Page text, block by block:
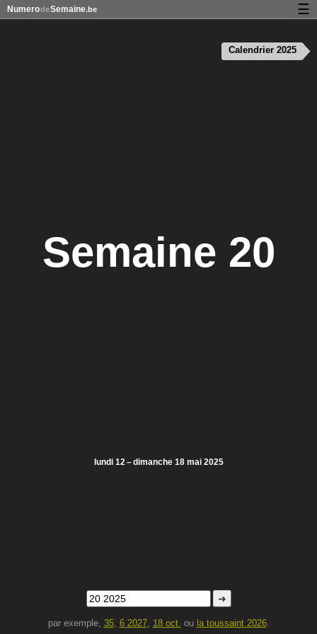
Semaine 20
lundi 12 – dimanche 18 mai 2025
➜
par exemple, 35, 6 2027, 18 oct. ou la toussaint 2026.
Calendrier 2025
NumerodeSemaine.be ☰